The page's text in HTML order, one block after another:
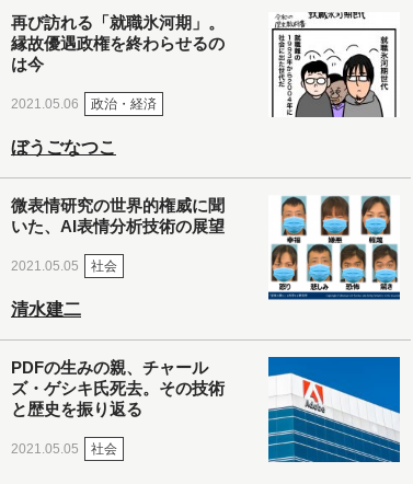
再び訪れる「就職氷河期」。
縁故優遇政権を終わらせるの
は今
2021.05.06 政治・経済
ぼうごなつこ
微表情研究の世界的権威に聞
いた、AI表情分析技術の展望
2021.05.05 社会
清水建二
PDFの生みの親、チャール
ズ・ゲシキ氏死去。その技術
と歴史を振り返る
2021.05.05 社会